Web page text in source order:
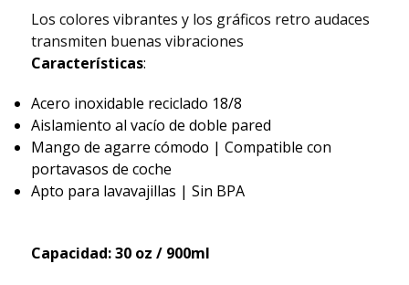
Los colores vibrantes y los gráficos retro audaces
transmiten buenas vibraciones
Características:
Acero inoxidable reciclado 18/8
Aislamiento al vacío de doble pared
Mango de agarre cómodo | Compatible con
portavasos de coche
Apto para lavavajillas | Sin BPA
Capacidad: 30 oz / 900ml